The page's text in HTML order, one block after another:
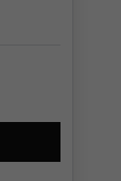
kroonboor 6mm